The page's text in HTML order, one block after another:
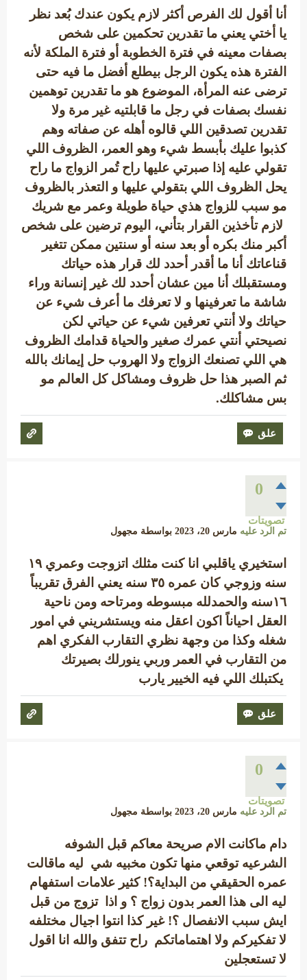
أنا أقول لك الفرص أكثر لازم يكون عندك بُعد نظر
يا أختي يعني ما تقدرين تحكمين على شخص
بصفات معينه في فترة الخطوبة أو فترة الملكة لأنه
الفترة هذه يكون الرجل بيطلع أفضل ما فيه حتى
ترضى عنه المرأة، الموضوع هو ما تقدرين توهمين
نفسك بصفات في رجل ما قابلتيه غير مرة ولا
تقدرين تصدقين اللي قالوه أهله عن صفاته وهم
كذبوا عليك بأبسط شيء وهو العمر، الظروف اللي
تقولي عليه إذا صبرتي عليها راح تُمر الزواج ما راح
يحل الظروف اللي بتقولي عليها و التعذر بالظروف
مو سبب للزواج هذي حياة طويلة وعمر مع شريك
لازم تأخذين القرار بتأني، اليوم ترضين على شخص
أكبر منك بكره أو بعد سنه أو سنتين ممكن تتغير
قناعاتك أنا ما أقدر أحدد لك قرار هذه حياتك
ومستقبلك أنا مين عشان أحدد لك غير إنسانة وراء
شاشة ما تعرفينها و لا تعرفك ما أعرف شيء عن
حياتك ولا أنتي تعرفين شيء عن حياتي لكن
نصيحتي أنتي عمرك صغير والحياة قدامك الظروف
هي اللي تصنعك الزواج ولا الهروب حل إيمانك بالله
ثم الصبر هذا حل ظروف ومشاكل كل العالم مو
بس مشاكلك.
0
تصويتات
تم الرد عليه مارس 20، 2023 بواسطة مجهول
استخيري ياقلبي انا كنت مثلك اتزوجت وعمري ١٩
سنه وزوجي كان عمره ٣٥ سنه يعني الفرق تقريباً
١٦سنه والحمدلله مبسوطه ومرتاحه ومن ناحية
العقل احياناً اكون اعقل منه ويستشريني في امور
شغله وكذا من وجهة نظري التقارب الفكري اهم
من التقارب في العمر وربي ينورلك بصيرتك
يكتبلك اللي فيه الخيير يارب
0
تصويتات
تم الرد عليه مارس 20، 2023 بواسطة مجهول
دام ماكانت الام صريحة معاكم قبل الشوفه
الشرعيه توقعي منها تكون مخبيه شي ليه ماقالت
عمره الحقيقي من البداية؟! كثير علامات استفهام
ليه الى هذا العمر بدون زواج ؟ و اذا تزوج من قبل
ايش سبب الانفصال ؟! غير كذا انتوا اجيال مختلفه
لا تفكيركم ولا اهتماماتكم راح تتفق والله انا اقول
لا تستعجلين